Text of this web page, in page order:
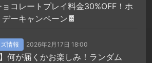
ョコレートプレイ料金30%OFF！ホ
デーキャンペーン🍫
情報 2026年2月17日 18:00
】何が届くかお楽しみ！ランダム